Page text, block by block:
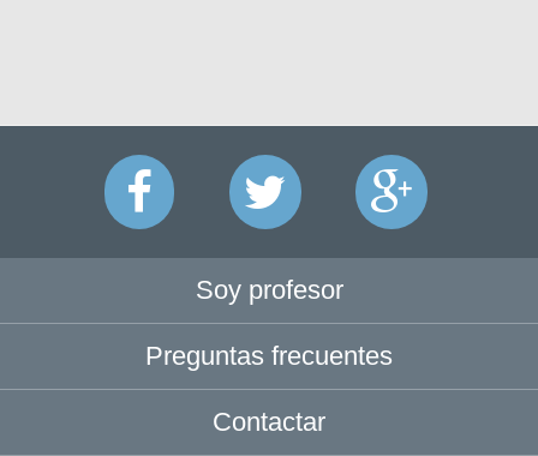
Soy profesor
Preguntas frecuentes
Contactar